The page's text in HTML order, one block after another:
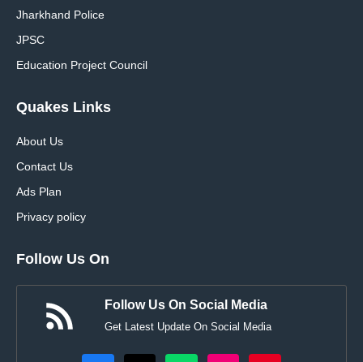
Jharkhand Police
JPSC
Education Project Council
Quakes Links
About Us
Contact Us
Ads Plan
Privacy policy
Follow Us On
Follow Us On Social Media
Get Latest Update On Social Media